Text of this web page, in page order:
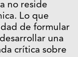
no reside
Lo que
de formular
una
crítica sobre